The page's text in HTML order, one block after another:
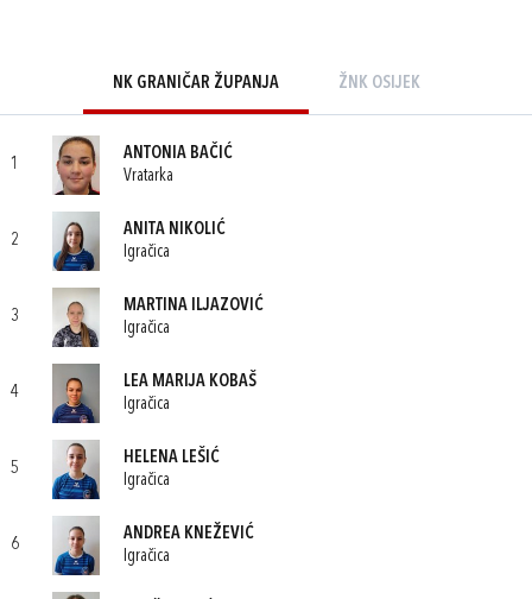
NK GRANIČAR ŽUPANJA ŽNK OSIJEK
1
ANTONIA BAČIĆ
Vratarka
2
ANITA NIKOLIĆ
Igračica
3
MARTINA ILJAZOVIĆ
Igračica
4
LEA MARIJA KOBAŠ
Igračica
5
HELENA LEŠIĆ
Igračica
6
ANDREA KNEŽEVIĆ
Igračica